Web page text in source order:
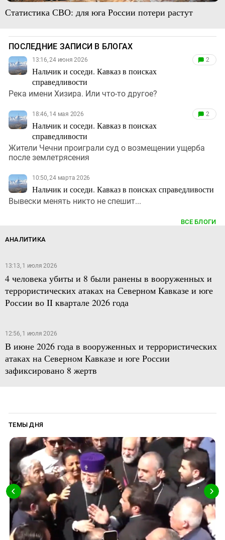
Статистика СВО: для юга России потери растут
ПОСЛЕДНИЕ ЗАПИСИ В БЛОГАХ
13:16, 24 июня 2026
Нальчик и соседи. Кавказ в поисках
справедливости
2
Река имени Хизира. Или что-то другое?
18:46, 14 мая 2026
Нальчик и соседи. Кавказ в поисках
справедливости
2
Жители Чечни проиграли суд о возмещении ущерба
после землетрясения
10:50, 24 марта 2026
Нальчик и соседи. Кавказ в поисках справедливости
Вывески менять никто не спешит...
ВСЕ БЛОГИ
АНАЛИТИКА
13:13, 1 июля 2026
4 человека убиты и 8 были ранены в вооруженных и
террористических атаках на Северном Кавказе и юге
России во II квартале 2026 года
12:56, 1 июля 2026
В июне 2026 года в вооруженных и террористических
атаках на Северном Кавказе и юге России
зафиксировано 8 жертв
ТЕМЫ ДНЯ